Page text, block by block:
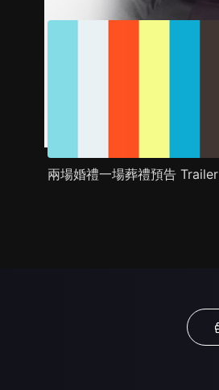
兩場婚禮一場葬禮預告 Trailer